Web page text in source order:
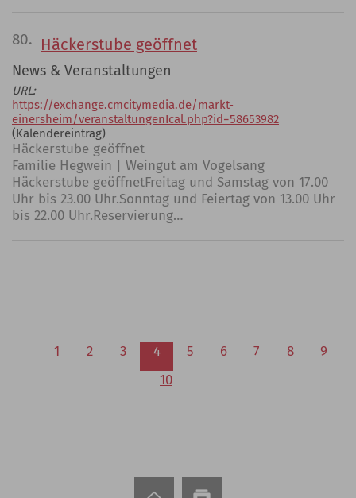
80. Häckerstube geöffnet
News & Veranstaltungen
URL:
https://exchange.cmcitymedia.de/markt-
einersheim/veranstaltungenIcal.php?id=58653982
(Kalendereintrag)
Häckerstube geöffnet
Familie Hegwein | Weingut am Vogelsang
Häckerstube geöffnetFreitag und Samstag von 17.00
Uhr bis 23.00 Uhr.Sonntag und Feiertag von 13.00 Uhr
bis 22.00 Uhr.Reservierung…
1 2 3 4 5 6 7 8
9
10